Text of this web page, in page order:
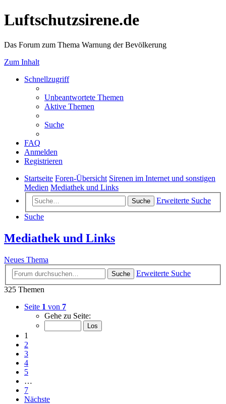
Luftschutzsirene.de
Das Forum zum Thema Warnung der Bevölkerung
Zum Inhalt
Schnellzugriff
Unbeantwortete Themen
Aktive Themen
Suche
FAQ
Anmelden
Registrieren
Startseite Foren-Übersicht Sirenen im Internet und sonstigen
Medien Mediathek und Links
Suche
Erweiterte Suche
Suche
Mediathek und Links
Neues Thema
Suche
Erweiterte Suche
325 Themen
Seite 1 von 7
Gehe zu Seite:
1
2
3
4
5
…
7
Nächste